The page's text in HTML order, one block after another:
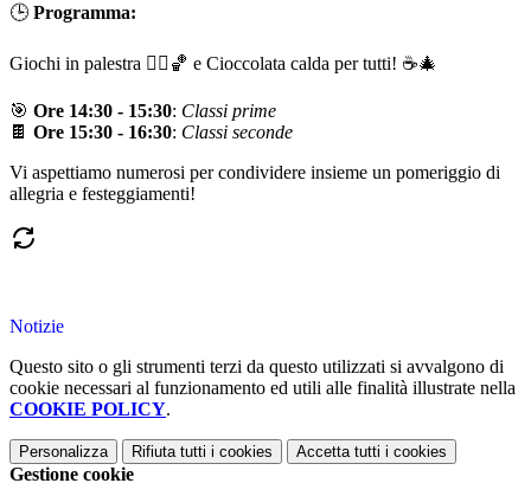
🕒 Programma:
Giochi in palestra 🤸‍♀️🏀 e Cioccolata calda per tutti! ☕🎄
🎯 Ore 14:30 - 15:30: Classi prime
🍫 Ore 15:30 - 16:30: Classi seconde
Vi aspettiamo numerosi per condividere insieme un pomeriggio di
allegria e festeggiamenti!
Notizie
Questo sito o gli strumenti terzi da questo utilizzati si avvalgono di
cookie necessari al funzionamento ed utili alle finalità illustrate nella
COOKIE POLICY.
Personalizza Rifiuta tutti i cookies Accetta tutti i cookies
Gestione cookie